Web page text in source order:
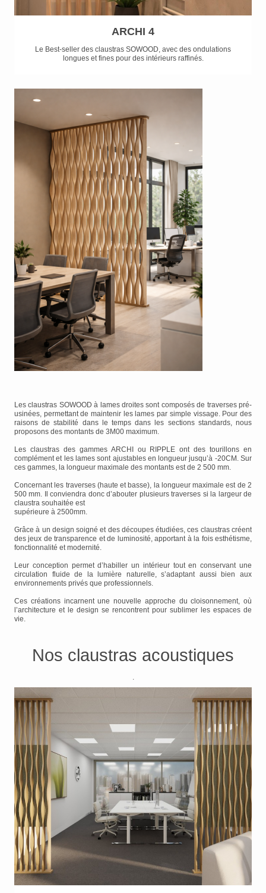
ARCHI 4
Le Best-seller des claustras SOWOOD, avec des ondulations
longues et fines pour des intérieurs raffinés.
Les claustras SOWOOD à lames droites sont composés de traverses pré-
usinées, permettant de maintenir les lames par simple vissage. Pour des
raisons de stabilité dans le temps dans les sections standards, nous
proposons des montants de 3M00 maximum.
Les claustras des gammes ARCHI ou RIPPLE ont des tourillons en
complément et les lames sont ajustables en longueur jusqu’à -20CM. Sur
ces gammes, la longueur maximale des montants est de 2 500 mm.
Concernant les traverses (haute et basse), la longueur maximale est de 2
500 mm. Il conviendra donc d’abouter plusieurs traverses si la largeur de
claustra souhaitée est
supérieure à 2500mm.
Grâce à un design soigné et des découpes étudiées, ces claustras créent
des jeux de transparence et de luminosité, apportant à la fois esthétisme,
fonctionnalité et modernité.
Leur conception permet d’habiller un intérieur tout en conservant une
circulation fluide de la lumière naturelle, s’adaptant aussi bien aux
environnements privés que professionnels.
Ces créations incarnent une nouvelle approche du cloisonnement, où
l’architecture et le design se rencontrent pour sublimer les espaces de
vie.
Nos claustras acoustiques